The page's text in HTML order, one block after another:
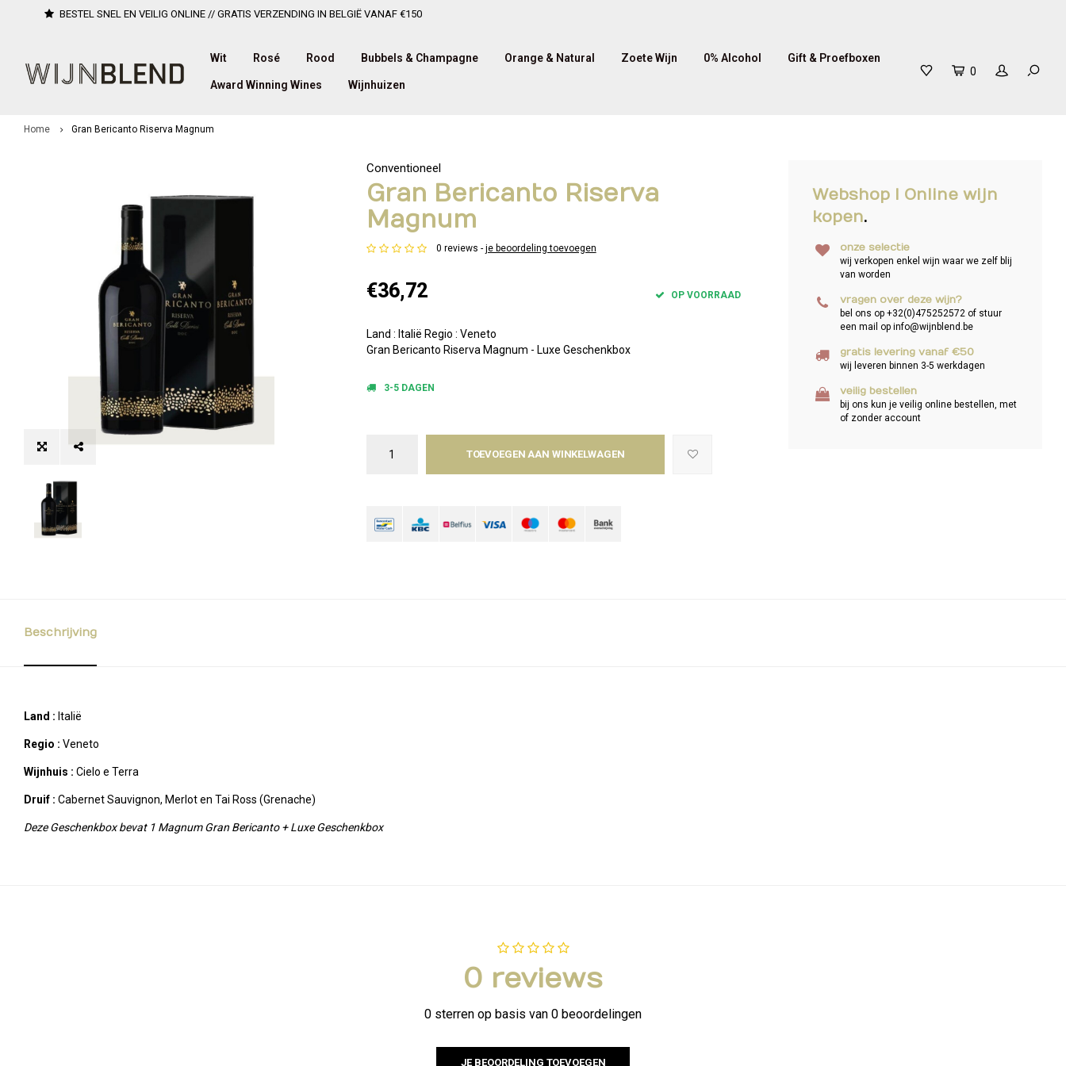
BESTEL SNEL EN VEILIG ONLINE // GRATIS VERZENDING IN BELGIË VANAF €150
Wit Rosé Rood Bubbels & Champagne Orange & Natural Zoete Wijn 0% Alcohol Gift & Proefboxen
Award Winning Wines Wijnhuizen
0
Home Gran Bericanto Riserva Magnum
Conventioneel
Gran Bericanto Riserva
Magnum
0 reviews - je beoordeling toevoegen
€36,72 OP VOORRAAD
Land : Italië Regio : Veneto
Gran Bericanto Riserva Magnum - Luxe Geschenkbox
3-5 DAGEN
TOEVOEGEN AAN WINKELWAGEN
Webshop I Online wijn
kopen.
onze selectie
wij verkopen enkel wijn waar we zelf blij
van worden
vragen over deze wijn?
bel ons op +32(0)475252572 of stuur
een mail op info@wijnblend.be
gratis levering vanaf €50
wij leveren binnen 3-5 werkdagen
veilig bestellen
bij ons kun je veilig online bestellen, met
of zonder account
Beschrijving
Land : Italië
Regio : Veneto
Wijnhuis : Cielo e Terra
Druif : Cabernet Sauvignon, Merlot en Tai Ross (Grenache)
Deze Geschenkbox bevat 1 Magnum Gran Bericanto + Luxe Geschenkbox
0 reviews
0 sterren op basis van 0 beoordelingen
JE BEOORDELING TOEVOEGEN